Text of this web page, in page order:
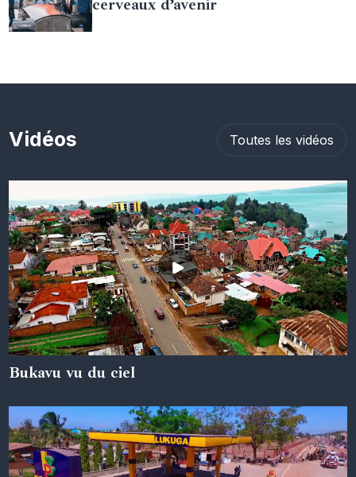
cerveaux d’avenir
Vidéos Toutes les vidéos
05 juin 2024
Bukavu vu du ciel